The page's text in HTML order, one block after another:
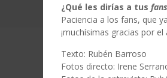
¿Qué les dirías a tus fans
Paciencia a los fans, que
¡muchísimas gracias por el
Texto: Rubén Barroso
Fotos directo: Irene